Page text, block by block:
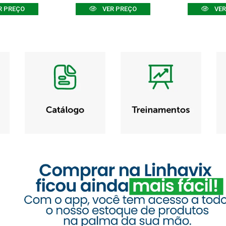
PREÇO VER PREÇO